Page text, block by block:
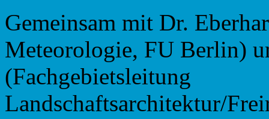
Gemeinsam mit Dr.
Meteorologie, FU Berlin)
(Fachgebietsleitung
Landschaftsarchitektur/